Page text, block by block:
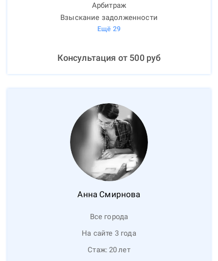
Арбитраж
Взыскание задолженности
Ещё 29
Консультация от 500руб
Анна Смирнова
Все города
На сайте 3 года
Стаж: 20лет